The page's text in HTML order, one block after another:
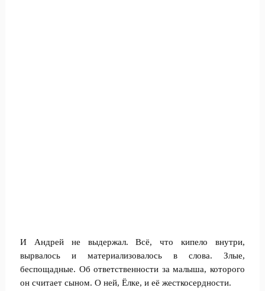
И Андрей не выдержал. Всё, что кипело внутри,
вырвалось и материализовалось в слова. Злые,
беспощадные. Об ответственности за малыша, которого
он считает сыном. О ней, Ёлке, и её жесткосердности.